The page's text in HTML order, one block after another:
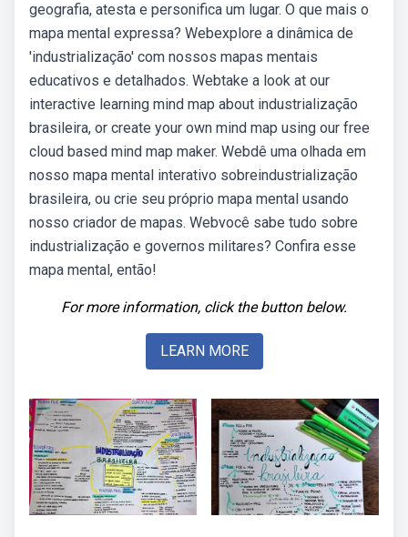
geografia, atesta e personifica um lugar. O que mais o
mapa mental expressa? Webexplore a dinâmica de
'industrialização' com nossos mapas mentais
educativos e detalhados. Webtake a look at our
interactive learning mind map about industrialização
brasileira, or create your own mind map using our free
cloud based mind map maker. Webdê uma olhada em
nosso mapa mental interativo sobreindustrialização
brasileira, ou crie seu próprio mapa mental usando
nosso criador de mapas. Webvocê sabe tudo sobre
industrialização e governos militares? Confira esse
mapa mental, então!
For more information, click the button below.
LEARN MORE